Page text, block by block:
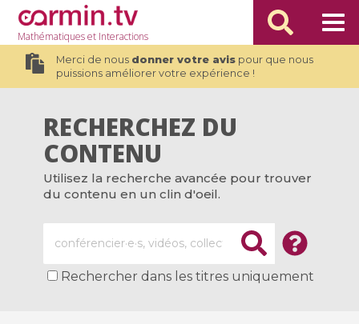
Mathématiqueset Interactions
Merci de nous donner votre avispour que nous
puissions améliorer votre expérience !
RECHERCHEZ DU
CONTENU
Utilisez la recherche avancée pour trouver
du contenu en un clin d'oeil.
Rechercher dans les titres uniquement